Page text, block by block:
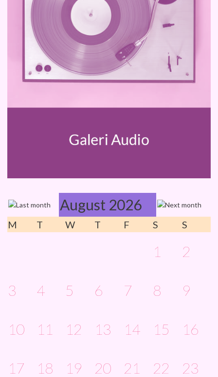
August 2026
M T W T F S S
1 2
3 4 5 6 7 8 9
10 11 12 13 14 15 16
17 18 19 20 21 22 23